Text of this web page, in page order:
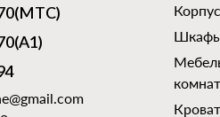
(МТС)
(А1)